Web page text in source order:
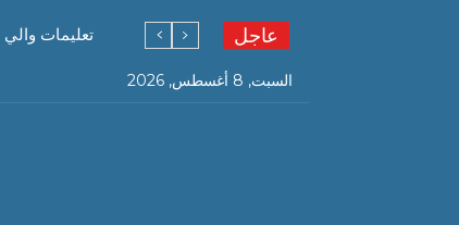
عاجل تعليمات والي
السبت, 8 أغسطس, 2026